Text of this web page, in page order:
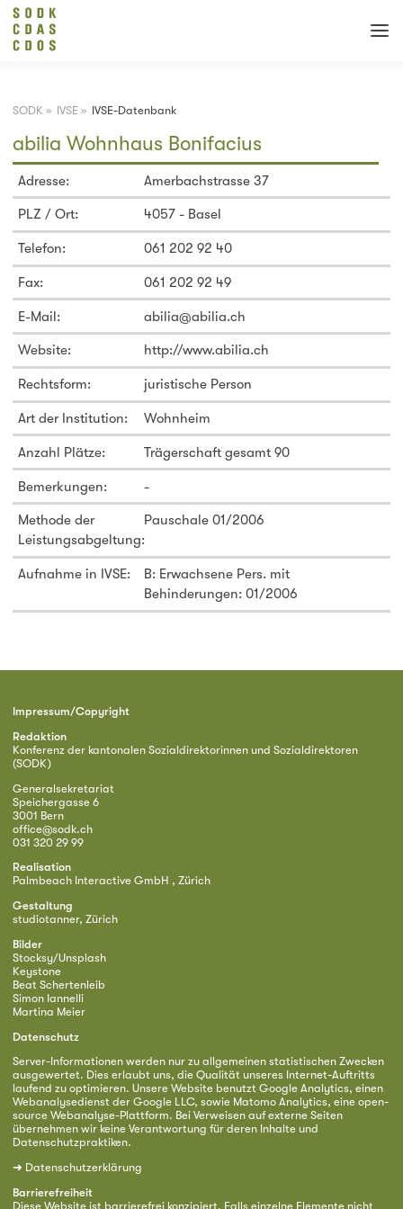
SODK » IVSE » IVSE-Datenbank
abilia Wohnhaus Bonifacius
Adresse: Amerbachstrasse 37
PLZ / Ort: 4057 - Basel
Telefon: 061 202 92 40
Fax: 061 202 92 49
E-Mail: abilia@abilia.ch
Website: http://www.abilia.ch
Rechtsform: juristische Person
Art der Institution: Wohnheim
Anzahl Plätze: Trägerschaft gesamt 90
Bemerkungen: -
Methode der
Leistungsabgeltung:
Pauschale 01/2006
Aufnahme in IVSE:
B: Erwachsene Pers. mit
Behinderungen: 01/2006
Impressum/Copyright
Redaktion
Konferenz der kantonalen Sozialdirektorinnen und Sozialdirektoren
(SODK)
Generalsekretariat
Speichergasse 6
3001 Bern
office@sodk.ch
031 320 29 99
Realisation
Palmbeach Interactive GmbH , Zürich
Gestaltung
studiotanner, Zürich
Bilder
Stocksy/Unsplash
Keystone
Beat Schertenleib
Simon Iannelli
Martina Meier
Datenschutz
Server-Informationen werden nur zu allgemeinen statistischen Zwecken
ausgewertet. Dies erlaubt uns, die Qualität unseres Internet-Auftritts
laufend zu optimieren. Unsere Website benutzt Google Analytics, einen
Webanalysedienst der Google LLC, sowie Matomo Analytics, eine open-
source Webanalyse-Plattform. Bei Verweisen auf externe Seiten
übernehmen wir keine Verantwortung für deren Inhalte und
Datenschutzpraktiken.
➜ Datenschutzerklärung
Barrierefreiheit
Diese Website ist barrierefrei konzipiert. Falls einzelne Elemente nicht